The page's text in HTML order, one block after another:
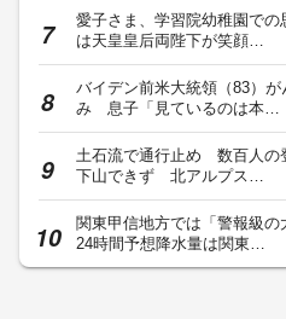
愛子さま、学習院幼稚園で
は天皇皇后両陛下が笑顔…
バイデン前米大統領（83）が
み 息子「見ているのは本…
土石流で通行止め 数百人の
下山できず 北アルプス…
関東甲信地方では「警報級
24時間予想降水量は関東…